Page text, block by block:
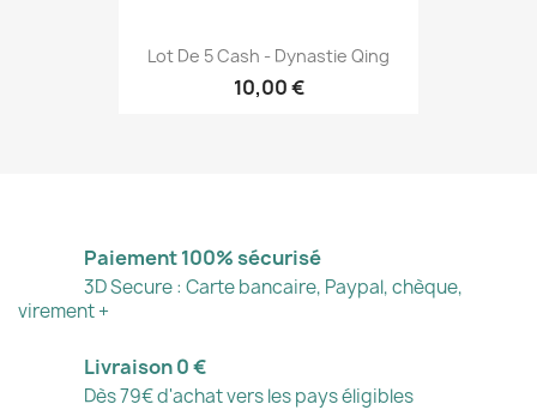
Lot De 5 Cash - Dynastie Qing
10,00 €
Paiement 100% sécurisé
3D Secure : Carte bancaire, Paypal, chèque,
virement +
Livraison 0 €
Dès 79€ d'achat vers les pays éligibles